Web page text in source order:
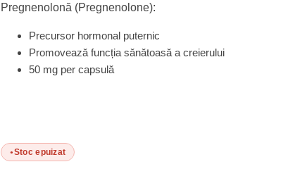
Pregnenolonă (Pregnenolone):
Precursor hormonal puternic
Promovează funcția sănătoasă a creierului
50 mg per capsulă
Stoc epuizat